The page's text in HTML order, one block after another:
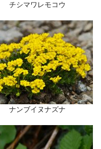
チシマワレモコウ
ナンブイヌナズナ